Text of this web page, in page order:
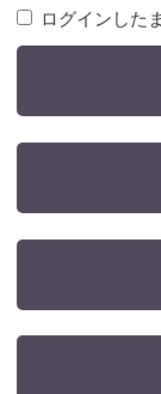
ログインした